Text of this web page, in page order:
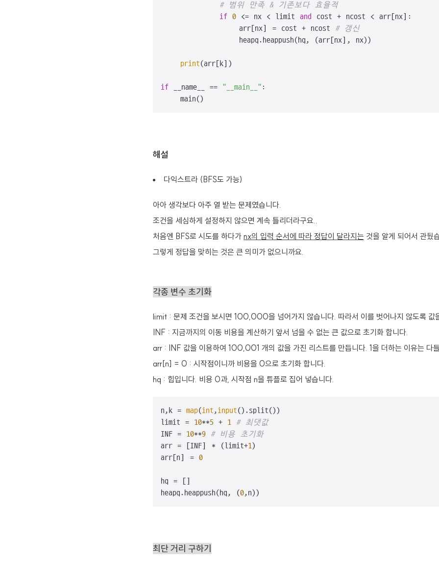
# 범위 만족 & 기존보다 효율적
if 0 <= nx < limit and cost + ncost < arr[nx]:
                arr[nx] = cost + ncost
# 갱신
                heapq.heappush(hq, (arr[nx], nx))
print(arr[k])
if __name__ == "__main__" :
    main()
해설
다익스트라 (BFS도 가능)
아아 생각보다 아주 열 받는 문제였습니다.
조건을 세심하게 설정하지 않으면 계속 틀리더라구요..
처음엔 BFS로 시도를 하다가 nx의 입력 순서에 따라 정답이 달라지는 것을 알게 되어서 관뒀
그렇게 정답을 맞히는 것은 큰 의미가 없으니까요.
각종 변수 초기화
limit : 문제 조건을 보시면 100,000을 넘어가지 않습니다. 따라서 이를 벗어나지 않도록 값
INF : 지금까지의 이동 비용을 계산하기 앞서 넘을 수 없는 큰 값으로 초기화 합니다.
arr : INF 값을 이용하여 100,001 개의 값을 가진 리스트를 만듭니다. 1을 더하는 이유는 다
arr[n] = 0 : 시작점이니까 비용을 0으로 초기화 합니다.
hq : 힙입니다. 비용 0과, 시작점 n을 튜플로 집어 넣습니다.
n,k = map(int ,input().split())
limit = 10**5 + 1
# 최댓값
INF = 10**9
# 비용 초기화
arr = [INF] * (limit+1)
arr[n] = 0
hq = []
heapq.heappush(hq, (0,n))
최단 거리 구하기